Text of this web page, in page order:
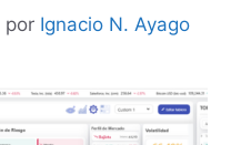
por Ignacio N. Ayago